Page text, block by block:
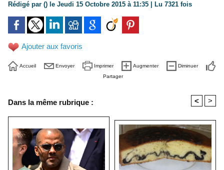
Rédigé par () le Jeudi 15 Octobre 2015 à 11:35 | Lu 7321 fois
Ajouter aux favoris
Accueil Envoyer Imprimer Augmenter
Diminuer
Partager
Dans la même rubrique : < >